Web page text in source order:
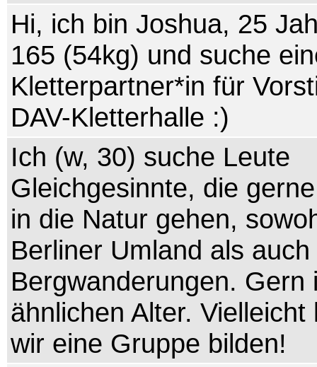
Hi, ich bin Joshua, 25
165 (54kg) und suche
Kletterpartner*in für
DAV-Kletterhalle :)
Ich (w, 30) suche Leute
Gleichgesinnte, die
in die Natur gehen,
Berliner Umland als auch
Bergwanderungen. Gern
ähnlichen Alter. Vielleicht
wir eine Gruppe bilden!